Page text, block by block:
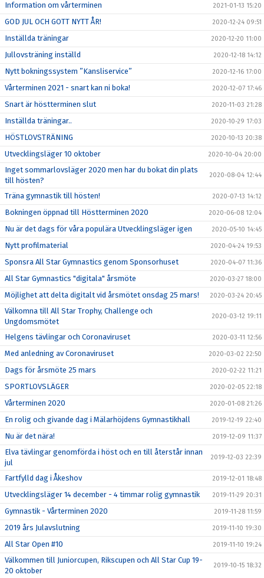
Information om vårterminen 2021-01-13 15:20
GOD JUL OCH GOTT NYTT ÅR! 2020-12-24 09:51
Inställda träningar 2020-12-20 11:00
Jullovsträning inställd 2020-12-18 14:12
Nytt bokningssystem ”Kansliservice” 2020-12-16 17:00
Vårterminen 2021 - snart kan ni boka! 2020-12-07 17:46
Snart är höstterminen slut 2020-11-03 21:28
Inställda träningar.. 2020-10-29 17:03
HÖSTLOVSTRÄNING 2020-10-13 20:38
Utvecklingsläger 10 oktober 2020-10-04 20:00
Inget sommarlovsläger 2020 men har du bokat din plats
till hösten?
2020-08-04 12:44
Träna gymnastik till hösten! 2020-07-13 14:12
Bokningen öppnad till Höstterminen 2020 2020-06-08 12:04
Nu är det dags för våra populära Utvecklingsläger igen 2020-05-10 14:45
Nytt profilmaterial 2020-04-24 19:53
Sponsra All Star Gymnastics genom Sponsorhuset 2020-04-07 11:36
All Star Gymnastics "digitala" årsmöte 2020-03-27 18:00
Möjlighet att delta digitalt vid årsmötet onsdag 25 mars! 2020-03-24 20:45
Välkomna till All Star Trophy, Challenge och
Ungdomsmötet
2020-03-12 19:11
Helgens tävlingar och Coronaviruset 2020-03-11 12:56
Med anledning av Coronaviruset 2020-03-02 22:50
Dags för årsmöte 25 mars 2020-02-22 11:21
SPORTLOVSLÄGER 2020-02-05 22:18
Vårterminen 2020 2020-01-08 21:26
En rolig och givande dag i Mälarhöjdens Gymnastikhall 2019-12-19 22:40
Nu är det nära! 2019-12-09 11:37
Elva tävlingar genomförda i höst och en till återstår innan
jul
2019-12-03 22:39
Fartfylld dag i Åkeshov 2019-12-01 18:48
Utvecklingsläger 14 december - 4 timmar rolig gymnastik 2019-11-29 20:31
Gymnastik - Vårterminen 2020 2019-11-28 11:59
2019 års Julavslutning 2019-11-10 19:30
All Star Open #10 2019-11-10 19:24
Välkommen till Juniorcupen, Rikscupen och All Star Cup 19-
20 oktober
2019-10-15 18:32